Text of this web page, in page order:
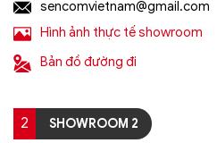
sencomvietnam@gmail.com
Hình ảnh thực tế showroom
Bản đồ đường đi
2 SHOWROOM 2